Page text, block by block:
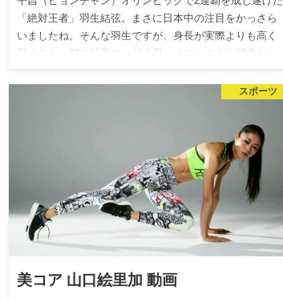
「絶対王者」羽生結弦。まさに日本中の注目をかっさら
いましたね。そんな羽生ですが、身長が実際よりも高く
見えると一部で話題に。どう思いますか？また羽生とい
スポーツ
美コア 山口絵里加 動画